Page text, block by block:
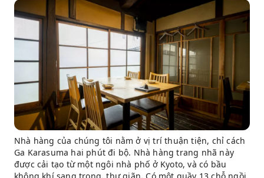
Nhà hàng của chúng tôi nằm ở vị trí thuận tiện, chỉ cách
Ga Karasuma hai phút đi bộ. Nhà hàng trang nhã này
được cải tạo từ một ngôi nhà phố ở Kyoto, và có bầu